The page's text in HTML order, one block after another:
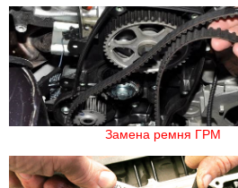
Замена ремня ГРМ